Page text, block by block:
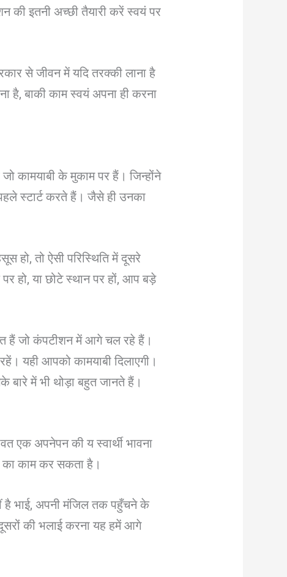
की इतनी अच्छी तैयारी करें स्वयं पर
से जीवन में यदि तरक्की लाना है
है, बाकी काम स्वयं अपना ही करना
कामयाबी के मुकाम पर हैं। जिन्होंने
स्टार्ट करते हैं। जैसे ही उनका
हो, तो ऐसी परिस्थिति में दूसरे
हो, या छोटे स्थान पर हों, आप बड़े
हैं जो कंपटीशन में आगे चल रहे हैं।
यही आपको कामयाबी दिलाएगी।
बारे में भी थोड़ा बहुत जानते हैं।
एक अपनेपन की य स्वार्थी भावना
का काम कर सकता है।
है भाई, अपनी मंजिल तक पहुँचने के
की भलाई करना यह हमें आगे